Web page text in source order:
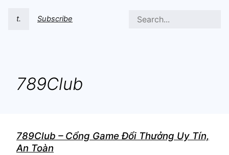
t. Subscribe
789Club
789Club – Cổng Game Đổi Thưởng Uy Tín,
An Toàn